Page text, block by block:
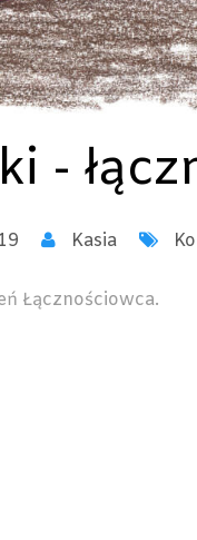
-
Kasia
Łącznościowca.